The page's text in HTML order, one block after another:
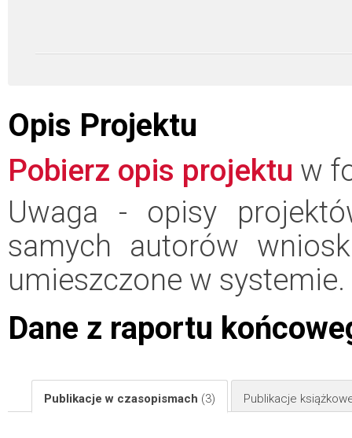
Opis Projektu
Pobierz opis projektu w
Uwaga - opisy
samych autorów
umieszczone w systemie.
Dane z raportu
Publikacje w czasopismach (3) Publikacje